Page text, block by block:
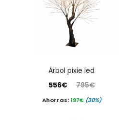
árbol pixie led
795€
El
precio
556€
precioAhorras: 197€ (30%)